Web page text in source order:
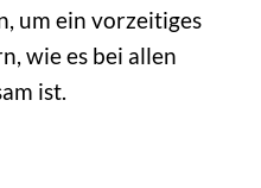
um ein vorzeitiges
wie es bei allen
ist.